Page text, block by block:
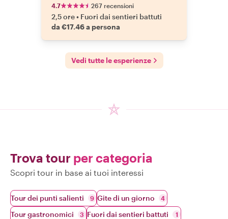
4.7 267 recensioni
2,5 ore• Fuori dai sentieri battuti
da €17.46 a persona
Vedi tutte le esperienze
Trova tour per categoria
Scopri tour in base ai tuoi interessi
Tour dei punti salienti 9 Gite di un giorno 4
Tour gastronomici 3 Fuori dai sentieri battuti 1